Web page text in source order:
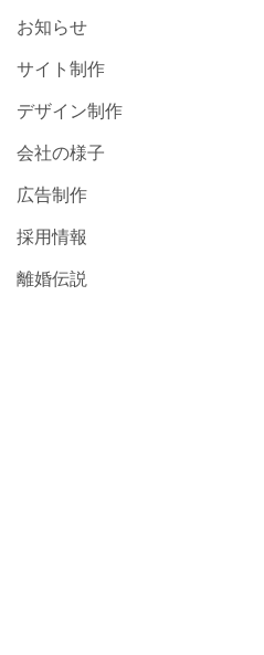
お知らせ
サイト制作
デザイン制作
会社の様子
広告制作
採用情報
離婚伝説